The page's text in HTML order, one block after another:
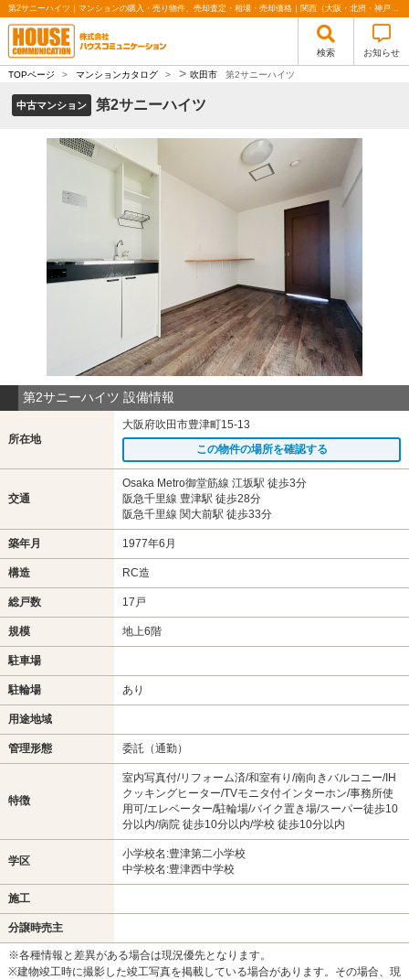
第2サニーハイツ｜マンションの購入・売り物件、売却査定・相場・売却価格｜関西（大阪・北摂・神戸）・関東（東京）で不動産の購入・売却、注文住宅、リノベーションの事なら株式会社ハウスコミュニケーション
検索 お知らせ
TOPページ > マンションカタログ > > 吹田市 第2サニーハイツ
中古マンション 第2サニーハイツ
第2サニーハイツ 設備情報
所在地
大阪府吹田市豊津町15-13
この物件の場所を確認する
交通
Osaka Metro御堂筋線 江坂駅 徒歩3分
阪急千里線 豊津駅 徒歩28分
阪急千里線 関大前駅 徒歩33分
築年月 1977年6月
構造 RC造
総戸数 17戸
規模 地上6階
駐車場
駐輪場 あり
用途地域
管理形態 委託（通勤）
特徴
室内写真付/リフォーム済/和室有り/南向きバルコニー/IH
クッキングヒーター/TVモニタ付インターホン/事務所使
用可/エレベーター/駐輪場/バイク置き場/スーパー徒歩10
分以内/病院 徒歩10分以内/学校 徒歩10分以内
学区
小学校名:豊津第二小学校
中学校名:豊津西中学校
施工
分譲時売主
※各種情報と差異がある場合は現況優先となります。
※建物竣工時に撮影した竣工写真を掲載している場合があります。その場合、現